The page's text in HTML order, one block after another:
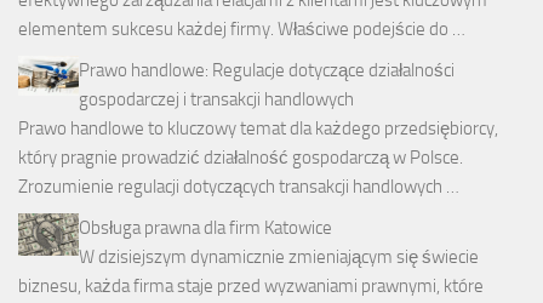
elementem sukcesu każdej firmy. Właściwe podejście do …
Prawo handlowe: Regulacje dotyczące działalności
gospodarczej i transakcji handlowych
Prawo handlowe to kluczowy temat dla każdego przedsiębiorcy,
który pragnie prowadzić działalność gospodarczą w Polsce.
Zrozumienie regulacji dotyczących transakcji handlowych …
Obsługa prawna dla firm Katowice
W dzisiejszym dynamicznie zmieniającym się świecie
biznesu, każda firma staje przed wyzwaniami prawnymi, które